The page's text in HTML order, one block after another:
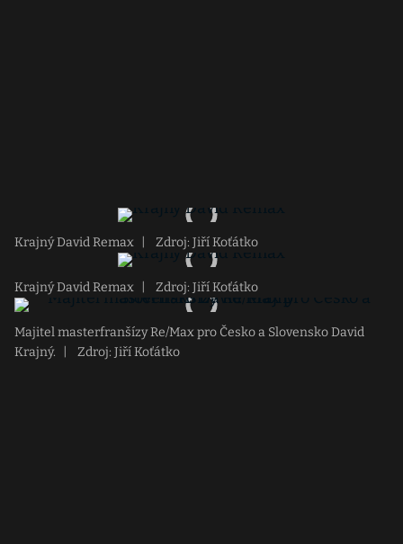
Krajný David Remax Zdroj: Jiří Koťátko
Krajný David Remax Zdroj: Jiří Koťátko
Majitel masterfranšízy Re/Max pro Česko a Slovensko David
Krajný.
Zdroj: Jiří Koťátko